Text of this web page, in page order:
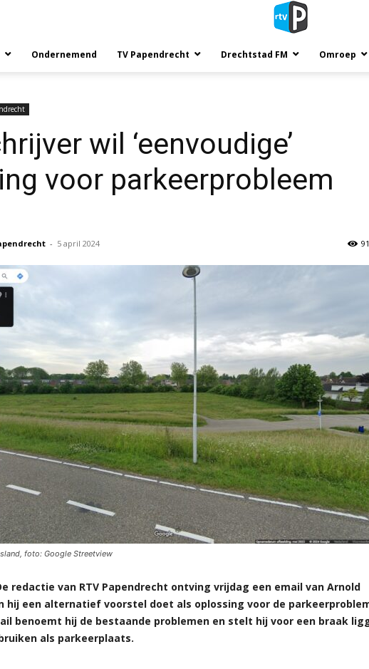
Ondernemend TV Papendrecht Drechtstad FM Omroep
wil ‘eenvoudige’
voor parkeerprobleem
- 5 april 2024
foto: Google Streetview
De redactie van RTV Papendrecht ontving vrijdag een email van Arnold
hij een alternatief voorstel doet als oplossing voor de
benoemt hij de bestaande problemen en stelt hij voor een braak
als parkeerplaats.